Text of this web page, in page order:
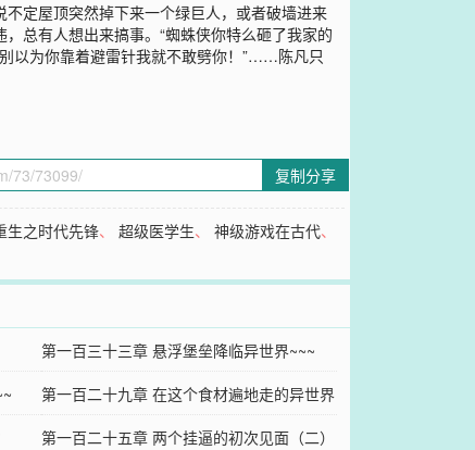
定屋顶突然掉下来一个绿巨人，或者破墙进来
总有人想出来搞事。“蜘蛛侠你特么砸了我家的
以为你靠着避雷针我就不敢劈你！”……陈凡只
复制分享
生之时代先锋、超级医学生、神级游戏在古代、
第一百三十三章 悬浮堡垒降临异世界~~~
第一百二十九章 在这个食材遍地走的异世界
~~~~
第一百二十五章 两个挂逼的初次见面（二）